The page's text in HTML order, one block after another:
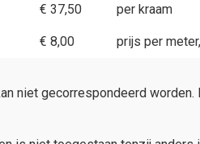
€ 37,50 per kraam
€ 8,00 prijs per
niet gecorrespondeerd